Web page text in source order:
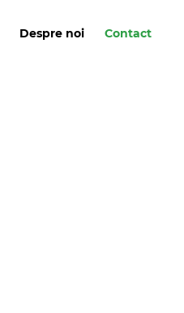
Despre noi Contact